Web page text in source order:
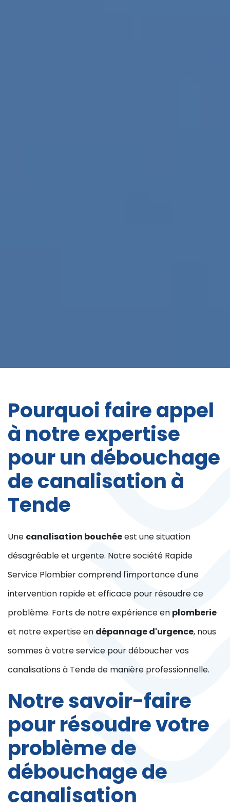
Pourquoi faire appel
à notre expertise
pour un débouchage
de canalisation à
Tende
Une canalisation bouchéeest une situation
désagréable et urgente. Notre société Rapide
Service Plombier comprend l'importance d'une
intervention rapide et efficace pour résoudre ce
problème. Forts de notre expérience en plomberie
et notre expertise en dépannage d'urgence, nous
sommes à votre service pour déboucher vos
canalisations à Tende de manière professionnelle.
Notre savoir-faire
pour résoudre votre
problème de
débouchage de
canalisation